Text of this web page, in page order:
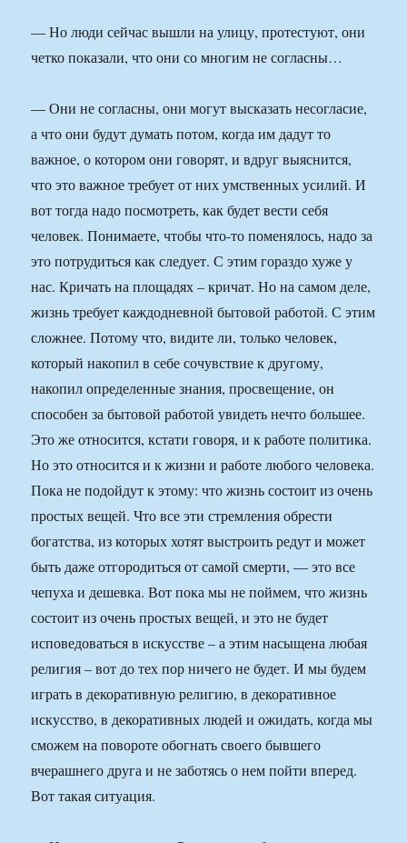
— Но люди сейчас вышли на улицу, протестуют, они
четко показали, что они со многим не согласны…
— Они не согласны, они могут высказать несогласие,
а что они будут думать потом, когда им дадут то
важное, о котором они говорят, и вдруг выяснится,
что это важное требует от них умственных усилий. И
вот тогда надо посмотреть, как будет вести себя
человек. Понимаете, чтобы что-то поменялось, надо за
это потрудиться как следует. С этим гораздо хуже у
нас. Кричать на площадях – кричат. Но на самом деле,
жизнь требует каждодневной бытовой работой. С этим
сложнее. Потому что, видите ли, только человек,
который накопил в себе сочувствие к другому,
накопил определенные знания, просвещение, он
способен за бытовой работой увидеть нечто большее.
Это же относится, кстати говоря, и к работе политика.
Но это относится и к жизни и работе любого человека.
Пока не подойдут к этому: что жизнь состоит из очень
простых вещей. Что все эти стремления обрести
богатства, из которых хотят выстроить редут и может
быть даже отгородиться от самой смерти, — это все
чепуха и дешевка. Вот пока мы не поймем, что жизнь
состоит из очень простых вещей, и это не будет
исповедоваться в искусстве – а этим насыщена любая
религия – вот до тех пор ничего не будет. И мы будем
играть в декоративную религию, в декоративное
искусство, в декоративных людей и ожидать, когда мы
сможем на повороте обогнать своего бывшего
вчерашнего друга и не заботясь о нем пойти вперед.
Вот такая ситуация.